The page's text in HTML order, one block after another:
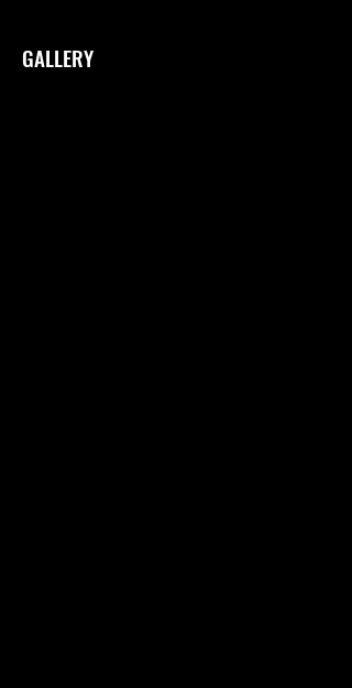
GALLERY